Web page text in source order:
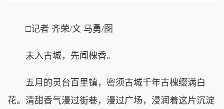
□记者 齐荣/文 马勇/图
未入古城，先闻槐香。
五月的灵台百里镇，密须古城千年古槐缀满白
花。清甜香气漫过街巷，漫过广场，浸润着这片沉淀